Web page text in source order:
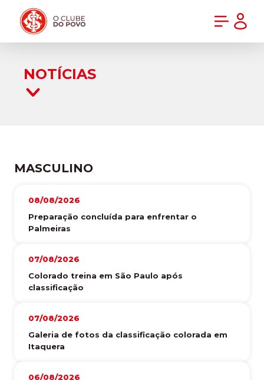
NOTÍCIAS
MASCULINO
08/08/2026
Preparação concluída para enfrentar o
Palmeiras
07/08/2026
Colorado treina em São Paulo após
classificação
07/08/2026
Galeria de fotos da classificação colorada em
Itaquera
06/08/2026